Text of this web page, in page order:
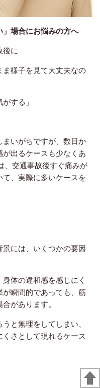
場合にお悩みの方へ
後に
ま様子を見て大丈夫なの
する」
いがちですが、数日か
出るケースも少なくあ
、交通事故後すぐ痛みが
、実際に多いケースを
には、いくつかの要因
体の違和感を感じにく
が瞬間的であっても、筋
があります。
と無理をしてしまい、
さとして現れるケース